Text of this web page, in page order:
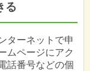
る
ターネットで申
ムページにアク
話番号などの個